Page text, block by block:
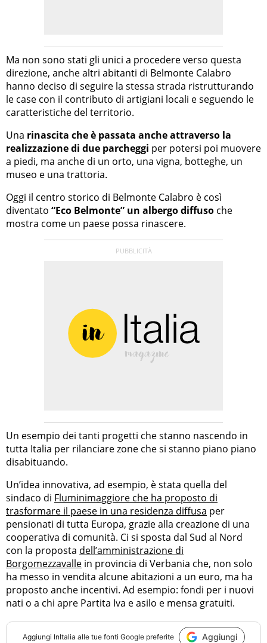
Ma non sono stati gli unici a procedere verso questa
direzione, anche altri abitanti di Belmonte Calabro
hanno deciso di seguire la stessa strada ristrutturando
le case con il contributo di artigiani locali e seguendo le
caratteristiche del territorio.
Una rinascita che è passata anche attraverso la
realizzazione di due parcheggi per potersi poi muovere
a piedi, ma anche di un orto, una vigna, botteghe, un
museo e una trattoria.
Oggi il centro storico di Belmonte Calabro è così
diventato “Eco Belmonte” un albergo diffuso che
mostra come un paese possa rinascere.
Un esempio dei tanti progetti che stanno nascendo in
tutta Italia per rilanciare zone che si stanno piano piano
disabituando.
Un’idea innovativa, ad esempio, è stata quella del
sindaco di Fluminimaggiore che ha proposto di
trasformare il paese in una residenza diffusa per
pensionati di tutta Europa, grazie alla creazione di una
cooperativa di comunità. Ci si sposta dal Sud al Nord
con la proposta dell’amministrazione di
Borgomezzavalle in provincia di Verbania che, non solo
ha messo in vendita alcune abitazioni a un euro, ma ha
proposto anche incentivi. Ad esempio: fondi per i nuovi
nati o a chi apre Partita Iva e asilo e mensa gratuiti.
Aggiungi InItalia alle tue fonti Google preferite Aggiungi